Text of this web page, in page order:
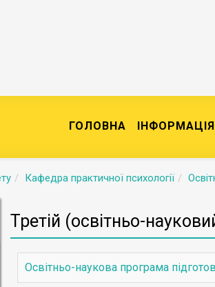
ГОЛОВНА ІНФОРМАЦІЯ
Кафедра практичної психології
Третій (освітньо-
Освітньо-наукова програма